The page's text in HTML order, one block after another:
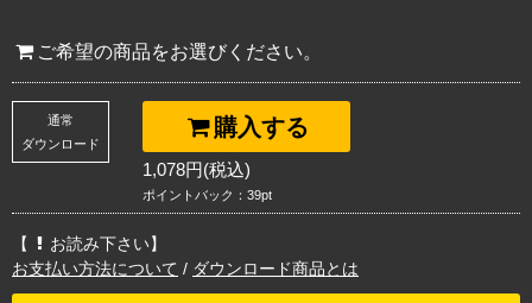
ご希望の商品をお選びください。
購入する
通常
ダウンロード
1,078円(税込)
ポイントバック：39pt
【
お読み下さい】
お支払い方法について / ダウンロード商品とは